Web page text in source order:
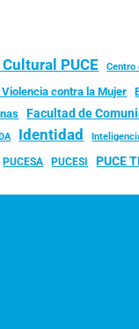
PUCE Centro
contra la Mujer
Facultad de
Identidad
PUCESA PUCESI PUCE